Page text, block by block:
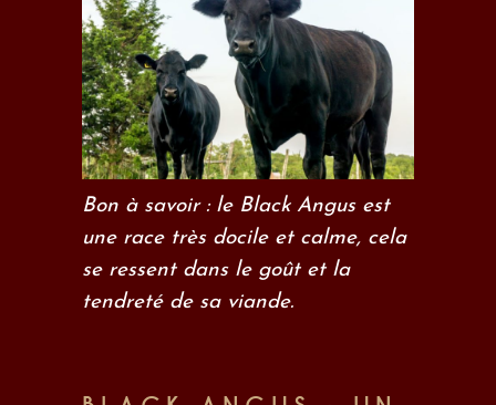
Bon à savoir : le Black Angus est
une race très docile et calme, cela
se ressent dans le goût et la
tendreté de sa viande.